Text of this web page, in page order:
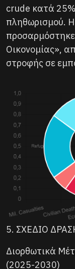
crude κατά
πληθωρισμού.
Οικονομίας»,
στροφής σε
5. ΣΧΕΔΙΟ
Διορθωτικά
(2025-2030)